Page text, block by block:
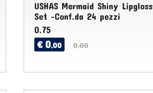
USHAS Mermaid Shiny Lipgloss
Set -Conf.da 24 pezzi
0.75
€ 0,00 0,00